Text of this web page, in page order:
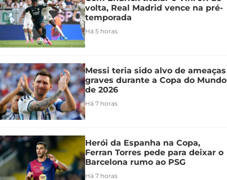
volta, Real Madrid vence na pré-
temporada
Há 5 horas
Messi teria sido alvo de ameaças
graves durante a Copa do Mundo
de 2026
Há 7 horas
Herói da Espanha na Copa,
Ferran Torres pede para deixar o
Barcelona rumo ao PSG
Há 7 horas